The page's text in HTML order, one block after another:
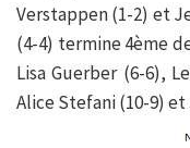
Verstappen (1-2) et
(4-4) termine 4ème
Lisa Guerber (6-6),
Alice Stefani (10-9)